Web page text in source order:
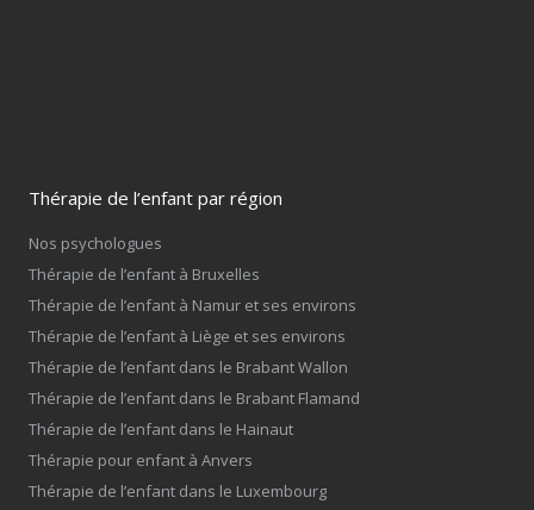
Thérapie de l’enfant par région
Nos psychologues
Thérapie de l’enfant à Bruxelles
Thérapie de l’enfant à Namur et ses environs
Thérapie de l’enfant à Liège et ses environs
Thérapie de l’enfant dans le Brabant Wallon
Thérapie de l’enfant dans le Brabant Flamand
Thérapie de l’enfant dans le Hainaut
Thérapie pour enfant à Anvers
Thérapie de l’enfant dans le Luxembourg